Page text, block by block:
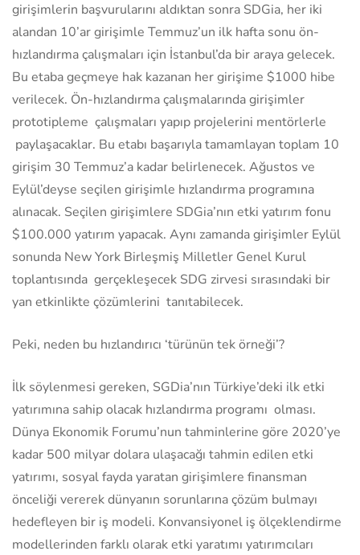
girişimlerin başvurularını aldıktan sonra SDGia, her iki
alandan 10’ar girişimle Temmuz’un ilk hafta sonu ön-
hızlandırma çalışmaları için İstanbul’da bir araya gelecek.
Bu etaba geçmeye hak kazanan her girişime $1000 hibe
verilecek. Ön-hızlandırma çalışmalarında girişimler
prototipleme çalışmaları yapıp projelerini mentörlerle
paylaşacaklar. Bu etabı başarıyla tamamlayan toplam 10
girişim 30 Temmuz’a kadar belirlenecek. Ağustos ve
Eylül’deyse seçilen girişimle hızlandırma programına
alınacak. Seçilen girişimlere SDGia’nın etki yatırım fonu
$100.000 yatırım yapacak. Aynı zamanda girişimler Eylül
sonunda New York Birleşmiş Milletler Genel Kurul
toplantısında gerçekleşecek SDG zirvesi sırasındaki bir
yan etkinlikte çözümlerini tanıtabilecek.
Peki, neden bu hızlandırıcı ‘türünün tek örneği’?
İlk söylenmesi gereken, SGDia’nın Türkiye’deki ilk etki
yatırımına sahip olacak hızlandırma programı olması.
Dünya Ekonomik Forumu’nun tahminlerine göre 2020’ye
kadar 500 milyar dolara ulaşacağı tahmin edilen etki
yatırımı, sosyal fayda yaratan girişimlere finansman
önceliği vererek dünyanın sorunlarına çözüm bulmayı
hedefleyen bir iş modeli. Konvansiyonel iş ölçeklendirme
modellerinden farklı olarak etki yaratımı yatırımcıları